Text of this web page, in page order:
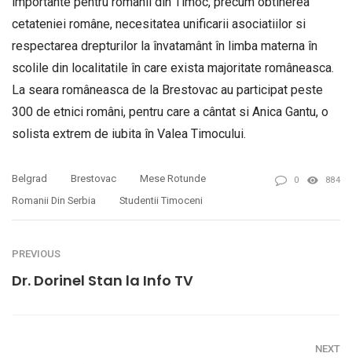
cetateniei române, necesitatea unificarii asociatiilor si
respectarea drepturilor la învatamânt în limba materna în
scolile din localitatile în care exista majoritate româneasca.
La seara româneasca de la Brestovac au participat peste
300 de etnici români, pentru care a cântat si Anica Gantu, o
solista extrem de iubita în Valea Timocului.
Belgrad Brestovac
Mese Rotunde
Romanii Din Serbia
Studentii Timoceni
0 884
PREVIOUS
Dr. Dorinel Stan la Info TV
NEXT